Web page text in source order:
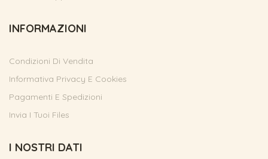
INFORMAZIONI
Condizioni Di Vendita
Informativa Privacy E Cookies
Pagamenti E Spedizioni
Invia I Tuoi Files
I NOSTRI DATI